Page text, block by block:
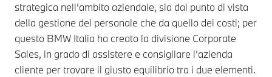
strategica nell’ambito aziendale, sia dal punto di vista
della gestione del personale che da quello dei costi; per
questo BMW Italia ha creato la divisione Corporate
Sales, in grado di assistere e consigliare l’azienda
cliente per trovare il giusto equilibrio tra i due elementi.